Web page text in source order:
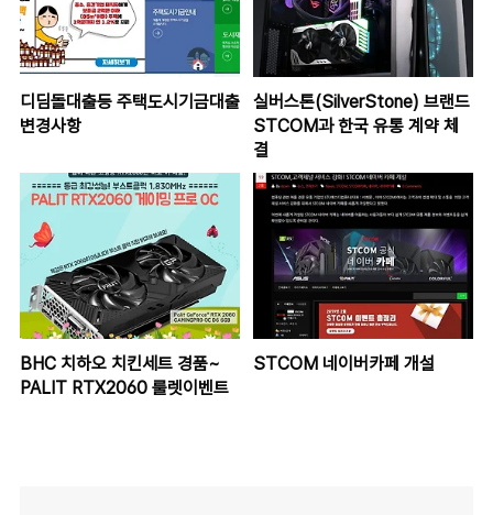
디딤돌대출등 주택도시기금대출
변경사항
실버스톤(SilverStone) 브랜드
STCOM과 한국 유통 계약 체
결
BHC 치하오 치킨세트 경품~
PALIT RTX2060 룰렛이벤트
STCOM 네이버카페 개설